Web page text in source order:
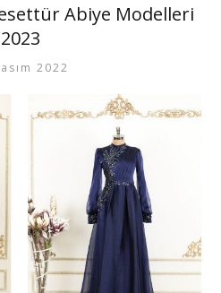
Abiye Modelleri
2023
2022